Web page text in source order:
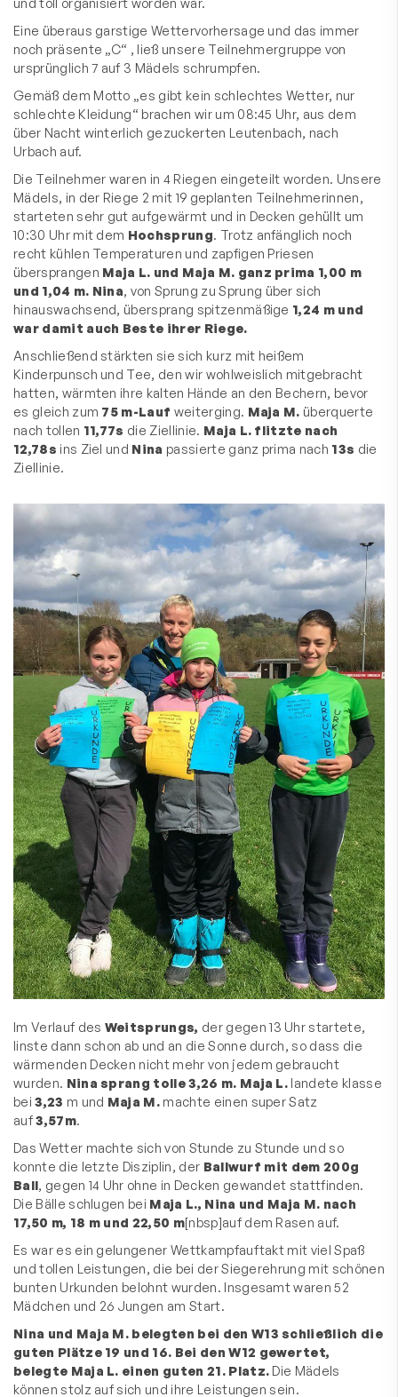
Eine überaus garstige Wettervorhersage und das immer
noch präsente „C“ , ließ unsere Teilnehmergruppe von
ursprünglich 7 auf 3 Mädels schrumpfen.
Gemäß dem Motto „es gibt kein schlechtes Wetter, nur
schlechte Kleidung“ brachen wir um 08:45 Uhr, aus dem
über Nacht winterlich gezuckerten Leutenbach, nach
Urbach auf.
Die Teilnehmer waren in 4 Riegen eingeteilt worden. Unsere
Mädels, in der Riege 2 mit 19 geplanten Teilnehmerinnen,
starteten sehr gut aufgewärmt und in Decken gehüllt um
10:30 Uhr mit dem Hochsprung. Trotz anfänglich noch
recht kühlen Temperaturen und zapfigen Priesen
übersprangen Maja L. und Maja M. ganz prima 1,00 m
und 1,04 m. Nina, von Sprung zu Sprung über sich
hinauswachsend, übersprang spitzenmäßige 1,24 m und
war damit auch Beste ihrer Riege.
Anschließend stärkten sie sich kurz mit heißem
Kinderpunsch und Tee, den wir wohlweislich mitgebracht
hatten, wärmten ihre kalten Hände an den Bechern, bevor
es gleich zum 75 m-Lauf weiterging. Maja M. überquerte
nach tollen 11,77s die Ziellinie. Maja L. flitzte nach
12,78s ins Ziel und Nina passierte ganz prima nach 13s die
Ziellinie.
Im Verlauf des Weitsprungs, der gegen 13 Uhr startete,
linste dann schon ab und an die Sonne durch, so dass die
wärmenden Decken nicht mehr von jedem gebraucht
wurden. Nina sprang tolle 3,26 m. Maja L. landete klasse
bei3,23 m und Maja M. machte einen super Satz
auf3,57m.
Das Wetter machte sich von Stunde zu Stunde und so
konnte die letzte Disziplin, der Ballwurf mit dem 200g
Ball , gegen 14 Uhr ohne in Decken gewandet stattfinden.
Die Bälle schlugen bei Maja L., Nina und Maja M. nach
17,50 m, 18 m und 22,50 m[nbsp]auf dem Rasen auf.
Es war es ein gelungener Wettkampfauftakt mit viel Spaß
und tollen Leistungen, die bei der Siegerehrung mit schönen
bunten Urkunden belohnt wurden. Insgesamt waren 52
Mädchen und 26 Jungen am Start.
Nina und Maja M. belegten bei den W13 schließlich die
guten Plätze 19 und 16. Bei den W12 gewertet,
belegte Maja L. einen guten 21. Platz. Die Mädels
können stolz auf sich und ihre Leistungen sein.